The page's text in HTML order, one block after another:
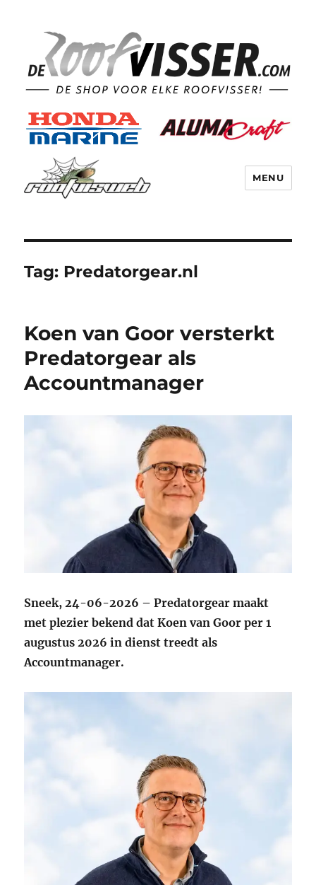
MENU
Tag: Predatorgear.nl
Koen van Goor versterkt
Predatorgear als
Accountmanager
Sneek, 24-06-2026 – Predatorgear maakt
met plezier bekend dat Koen van Goor per 1
augustus 2026 in dienst treedt als
Accountmanager.